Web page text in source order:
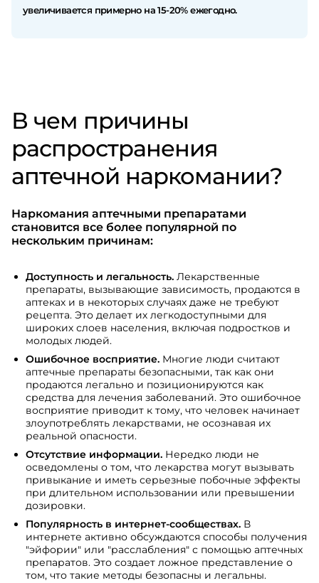
увеличивается примерно на 15-20% ежегодно.
В чем причины
распространения
аптечной наркомании?
Наркомания аптечными препаратами
становится все более популярной по
нескольким причинам:
Доступность и легальность. Лекарственные
препараты, вызывающие зависимость, продаются в
аптеках и в некоторых случаях даже не требуют
рецепта. Это делает их легкодоступными для
широких слоев населения, включая подростков и
молодых людей.
Ошибочное восприятие. Многие люди считают
аптечные препараты безопасными, так как они
продаются легально и позиционируются как
средства для лечения заболеваний. Это ошибочное
восприятие приводит к тому, что человек начинает
злоупотреблять лекарствами, не осознавая их
реальной опасности.
Отсутствие информации. Нередко люди не
осведомлены о том, что лекарства могут вызывать
привыкание и иметь серьезные побочные эффекты
при длительном использовании или превышении
дозировки.
Популярность в интернет-сообществах. В
интернете активно обсуждаются способы получения
"эйфории" или "расслабления" с помощью аптечных
препаратов. Это создает ложное представление о
том, что такие методы безопасны и легальны.